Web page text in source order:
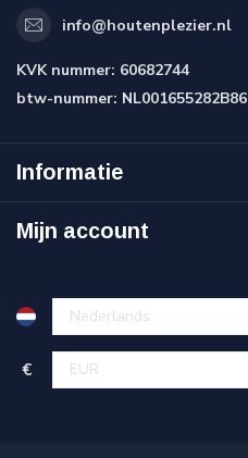
info@houtenplezier.nl
KVK nummer: 60682744
btw-nummer: NL001655282B86
Informatie
Mijn account
€